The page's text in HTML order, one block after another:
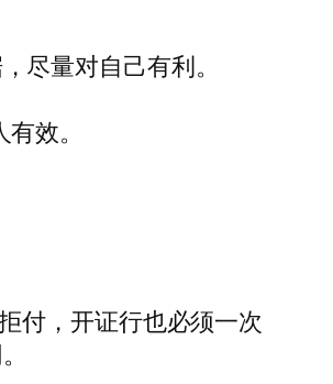
尽量对自己有利。
效。
付，开证行也必须一次